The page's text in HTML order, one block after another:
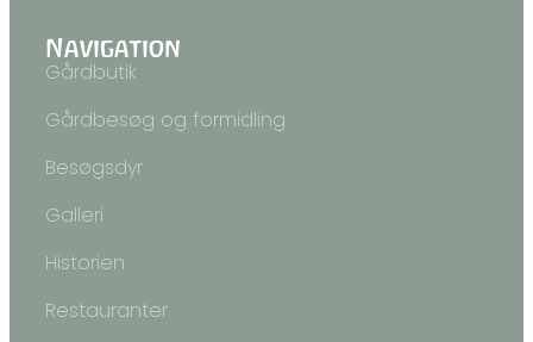
Navigation
Gårdbutik
Gårdbesøg og formidling
Besøgsdyr
Galleri
Historien
Restauranter